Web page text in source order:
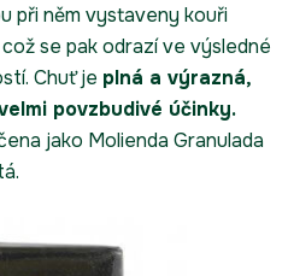
při něm vystaveny kouři
se pak odrazí ve výsledné
Chuť je plná a výrazná,
povzbudivé účinky.
jako Molienda Granulada